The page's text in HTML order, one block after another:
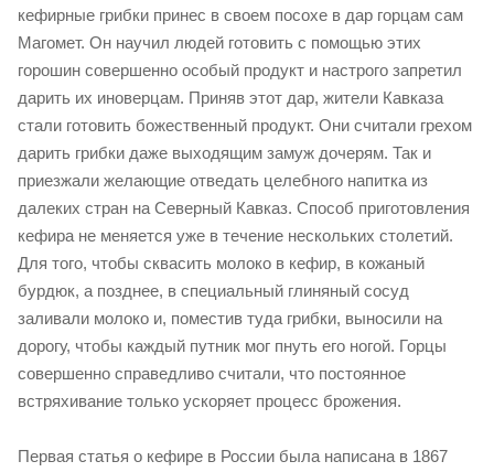
кефирные грибки принес в своем посохе в дар горцам сам
Магомет. Он научил людей готовить с помощью этих
горошин совершенно особый продукт и настрого запретил
дарить их иноверцам. Приняв этот дар, жители Кавказа
стали готовить божественный продукт. Они считали грехом
дарить грибки даже выходящим замуж дочерям. Так и
приезжали желающие отведать целебного напитка из
далеких стран на Северный Кавказ. Способ приготовления
кефира не меняется уже в течение нескольких столетий.
Для того, чтобы сквасить молоко в кефир, в кожаный
бурдюк, а позднее, в специальный глиняный сосуд
заливали молоко и, поместив туда грибки, выносили на
дорогу, чтобы каждый путник мог пнуть его ногой. Горцы
совершенно справедливо считали, что постоянное
встряхивание только ускоряет процесс брожения.
Первая статья о кефире в России была написана в 1867